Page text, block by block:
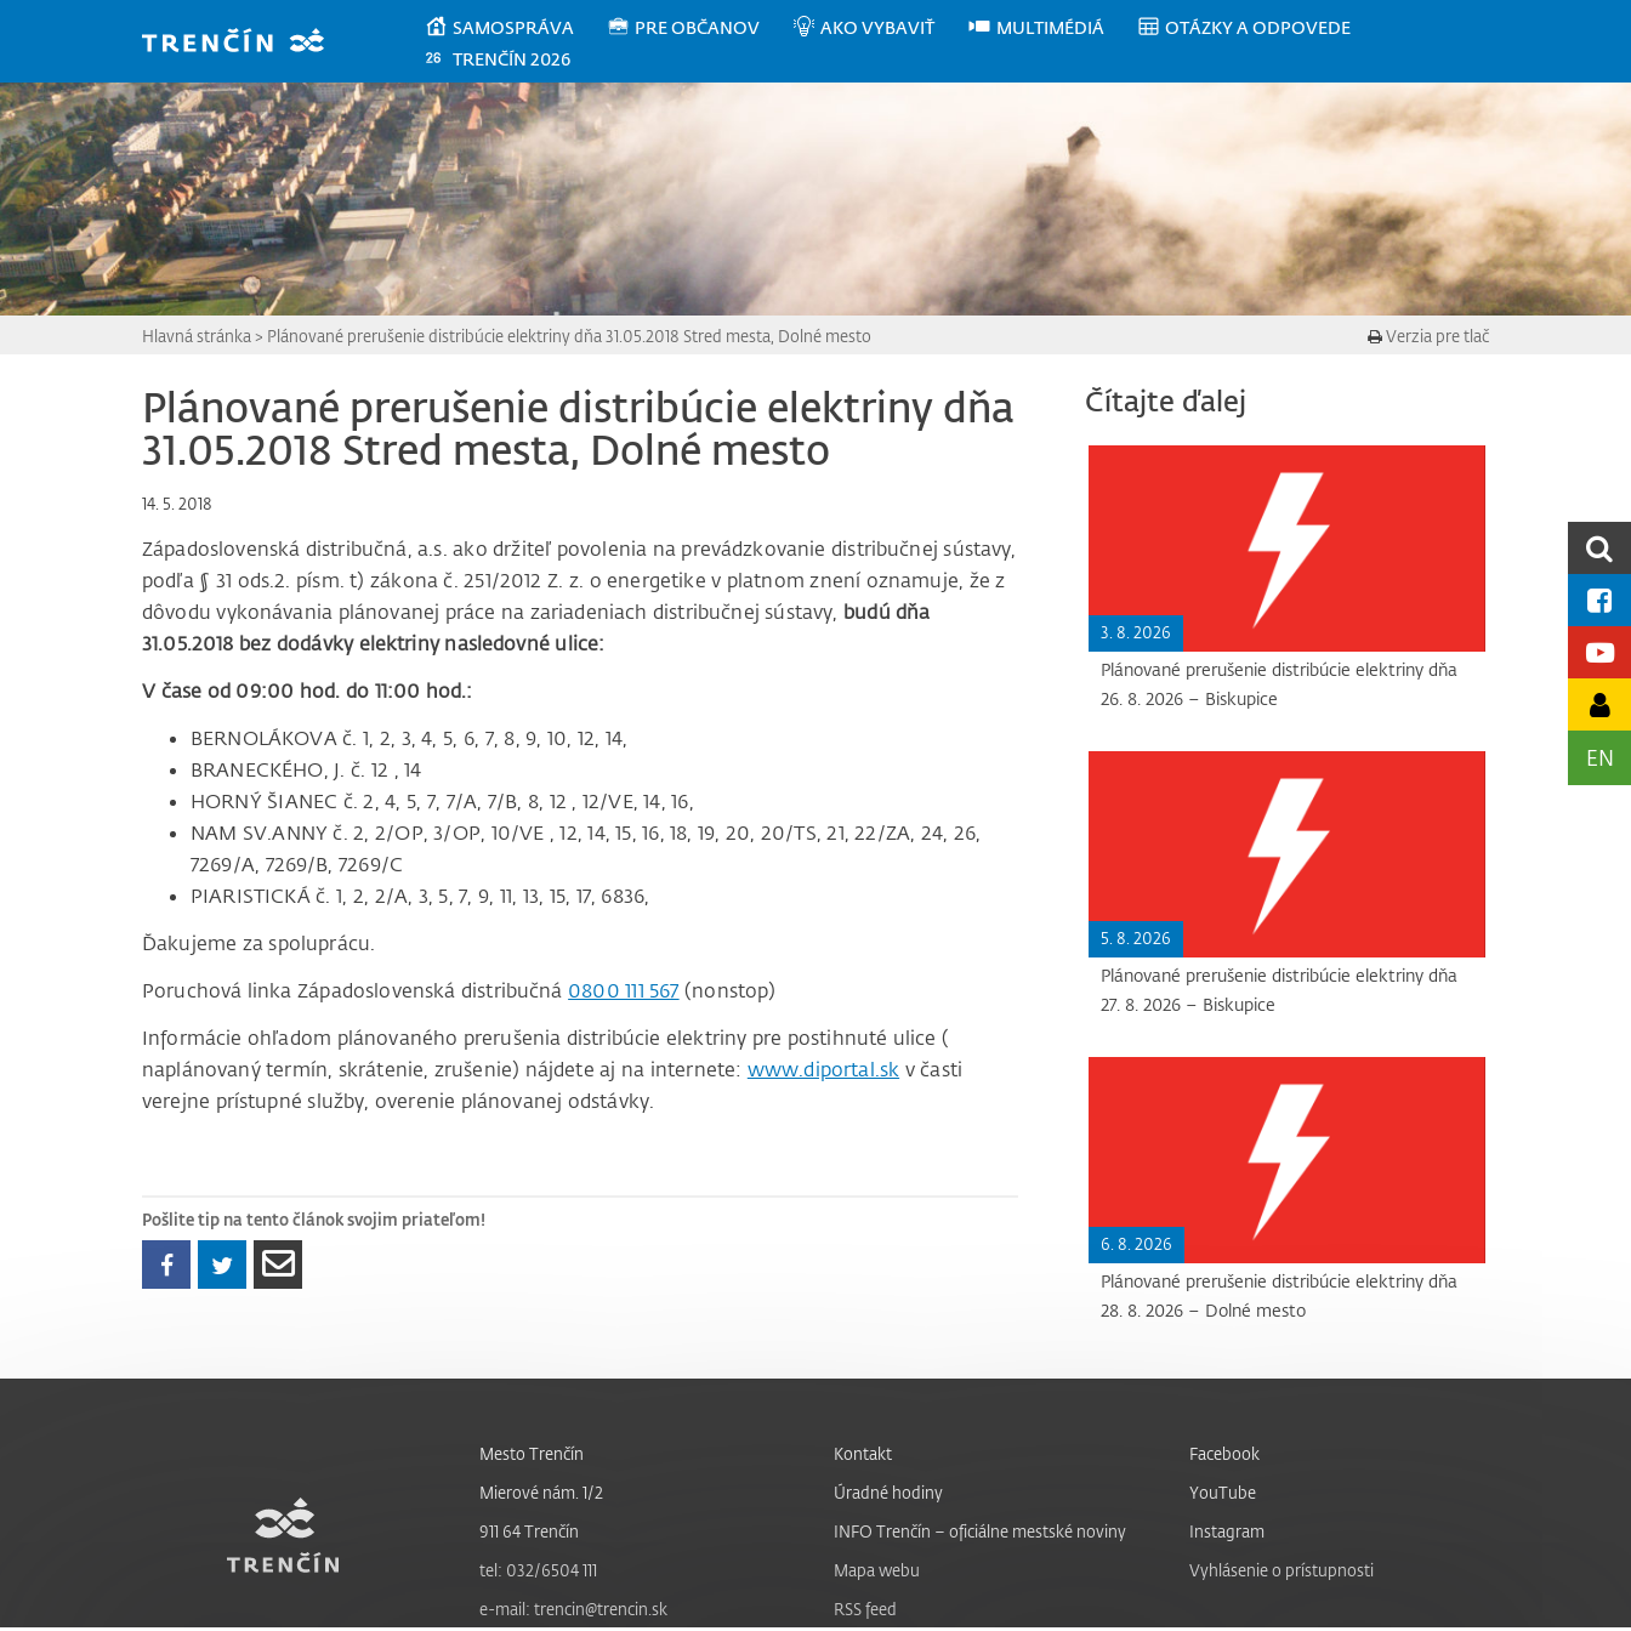
SAMOSPRÁVA PRE OBČANOV AKO VYBAVIŤ MULTIMÉDIÁ
OTÁZKY A ODPOVEDE
TRENČÍN 2026
EN
Hlavná stránka > Plánované prerušenie distribúcie elektriny dňa 31.05.2018 Stred mesta, Dolné mesto Verzia pre tlač
Plánované prerušenie distribúcie elektriny dňa
31.05.2018 Stred mesta, Dolné mesto
14. 5. 2018
Západoslovenská distribučná, a.s. ako držiteľ povolenia na prevádzkovanie distribučnej sústavy,
podľa § 31 ods.2. písm. t) zákona č. 251/2012 Z. z. o energetike v platnom znení oznamuje, že z
dôvodu vykonávania plánovanej práce na zariadeniach distribučnej sústavy, budú dňa
31.05.2018 bez dodávky elektriny nasledovné ulice:
V čase od 09:00 hod. do 11:00 hod.:
BERNOLÁKOVA č. 1, 2, 3, 4, 5, 6, 7, 8, 9, 10, 12, 14,
BRANECKÉHO, J. č. 12 , 14
HORNÝ ŠIANEC č. 2, 4, 5, 7, 7/A, 7/B, 8, 12 , 12/VE, 14, 16,
NAM SV.ANNY č. 2, 2/OP, 3/OP, 10/VE , 12, 14, 15, 16, 18, 19, 20, 20/TS, 21, 22/ZA, 24, 26,
7269/A, 7269/B, 7269/C
PIARISTICKÁ č. 1, 2, 2/A, 3, 5, 7, 9, 11, 13, 15, 17, 6836,
Ďakujeme za spoluprácu.
Poruchová linka Západoslovenská distribučná 0800 111 567 (nonstop)
Informácie ohľadom plánovaného prerušenia distribúcie elektriny pre postihnuté ulice (
naplánovaný termín, skrátenie, zrušenie) nájdete aj na internete: www.diportal.sk v časti
verejne prístupné služby, overenie plánovanej odstávky.
Pošlite tip na tento článok svojim priateľom!
Čítajte ďalej
3. 8. 2026
Plánované prerušenie distribúcie elektriny dňa
26. 8. 2026 – Biskupice
5. 8. 2026
Plánované prerušenie distribúcie elektriny dňa
27. 8. 2026 – Biskupice
6. 8. 2026
Plánované prerušenie distribúcie elektriny dňa
28. 8. 2026 – Dolné mesto
Mesto Trenčín
Mierové nám. 1/2
911 64 Trenčín
tel: 032/6504 111
e-mail: trencin@trencin.sk
Kontakt
Úradné hodiny
INFO Trenčín – oficiálne mestské noviny
Mapa webu
RSS feed
Facebook
YouTube
Instagram
Vyhlásenie o prístupnosti